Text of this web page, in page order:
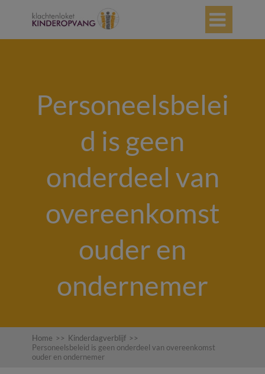

Personeelsbelei
d is geen
onderdeel van
overeenkomst
ouder en
ondernemer
Home >> Kinderdagverblijf >>
Personeelsbeleid is geen onderdeel van overeenkomst
ouder en ondernemer